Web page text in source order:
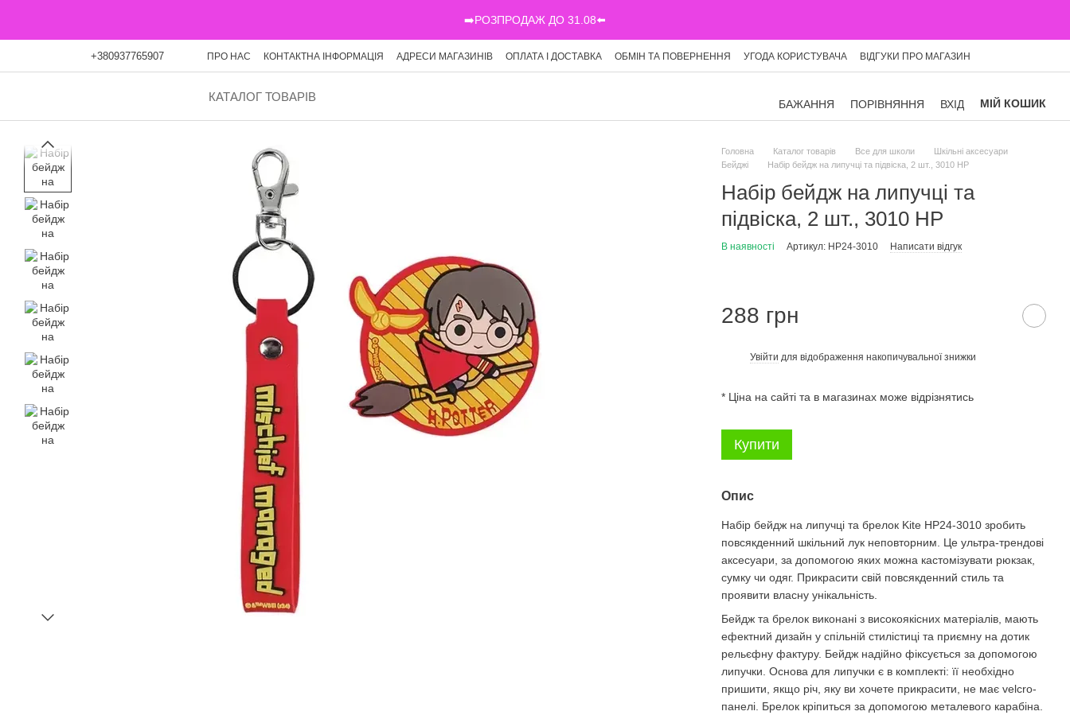
➡️РОЗПРОДАЖ ДО 31.08⬅️
+380937765907 ПРО НАС КОНТАКТНА ІНФОРМАЦІЯ АДРЕСИ МАГАЗИНІВ ОПЛАТА І ДОСТАВКА ОБМІН ТА ПОВЕРНЕННЯ УГОДА КОРИСТУВАЧА
ВІДГУКИ ПРО МАГАЗИН
ОПЛАТА ЧАСТИНАМИ
БЛОГ
КАТАЛОГ ТОВАРІВ
БАЖАННЯ ПОРІВНЯННЯ ВХІД МІЙ КОШИК
Головна Каталог товарів Все для школи
Шкільні аксесуари
Бейджі
Набір бейдж на липучці та підвіска, 2 шт., 3010 HP
Набір бейдж на липучці та
підвіска, 2 шт., 3010 HP
В наявності Артикул: HP24-3010 Написати відгук
288 грн
Увійти для відображення накопичувальної знижки
* Ціна на сайті та в магазинах може відрізнятись
Купити
Опис
Набір бейдж на липучці та брелок Kite HP24-3010 зробить
повсякденний шкільний лук неповторним. Це ультра-трендові
аксесуари, за допомогою яких можна кастомізувати рюкзак,
сумку чи одяг. Прикрасити свій повсякденний стиль та
проявити власну унікальність.
Бейдж та брелок виконані з високоякісних матеріалів, мають
ефектний дизайн у спільній стилістиці та приємну на дотик
рельєфну фактуру. Бейдж надійно фіксується за допомогою
липучки. Основа для липучки є в комплекті: її необхідно
пришити, якщо річ, яку ви хочете прикрасити, не має velcro-
панелі. Брелок кріпиться за допомогою металевого карабіна.